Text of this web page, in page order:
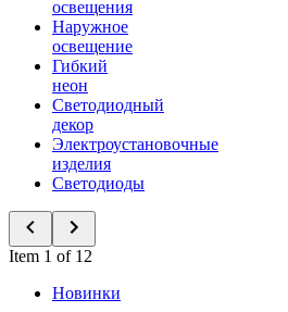
освещения
Наружное
освещение
Гибкий
неон
Светодиодный
декор
Электроустановочные
изделия
Светодиоды
Item 1 of 12
Новинки